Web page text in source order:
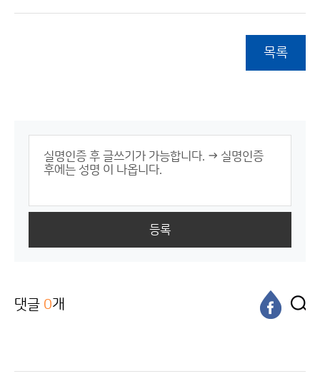
목록
등록
댓글 0개